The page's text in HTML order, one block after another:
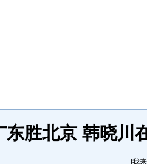
东胜北京 韩晓川
[我